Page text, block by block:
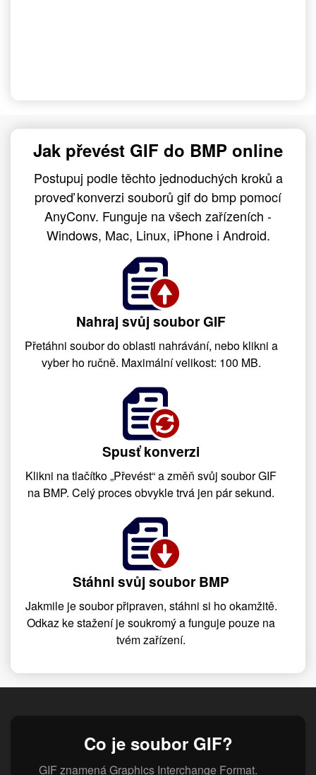
Jak převést GIF do BMP online
Postupuj podle těchto jednoduchých kroků a
proveď konverzi souborů gif do bmp pomocí
AnyConv. Funguje na všech zařízeních -
Windows, Mac, Linux, iPhone i Android.
Nahraj svůj soubor GIF
Přetáhni soubor do oblasti nahrávání, nebo klikni a
vyber ho ručně. Maximální velikost: 100 MB.
Spusť konverzi
Klikni na tlačítko „Převést“ a změň svůj soubor GIF
na BMP. Celý proces obvykle trvá jen pár sekund.
Stáhni svůj soubor BMP
Jakmile je soubor připraven, stáhni si ho okamžitě.
Odkaz ke stažení je soukromý a funguje pouze na
tvém zařízení.
Co je soubor GIF?
GIF znamená Graphics Interchange Format.